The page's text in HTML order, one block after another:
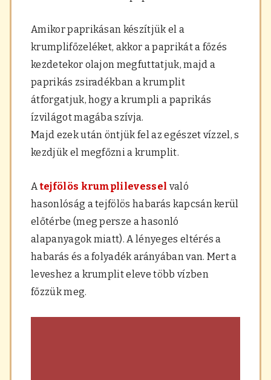
Amikor paprikásan készítjük el a
krumplifőzeléket, akkor a paprikát a főzés
kezdetekor olajon megfuttatjuk, majd a
paprikás zsiradékban a krumplit
átforgatjuk, hogy a krumpli a paprikás
ízvilágot magába szívja.
Majd ezek után öntjük fel az egészet vízzel, s
kezdjük el megfőzni a krumplit.
Atejfölös krumplilevessel való
hasonlóság a tejfölös habarás kapcsán kerül
előtérbe (meg persze a hasonló
alapanyagok miatt). A lényeges eltérés a
habarás és a folyadék arányában van. Mert a
leveshez a krumplit eleve több vízben
főzzük meg.